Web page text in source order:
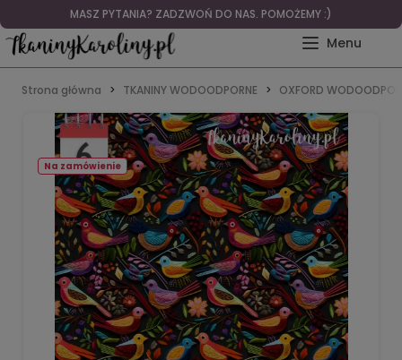
MASZ PYTANIA? ZADZWOŃ DO NAS. POMOŻEMY :)
Strona główna TKANINY WODOODPORNE OXFORD
Na zamówienie